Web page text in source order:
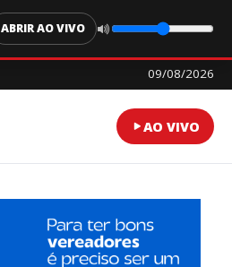
ABRIR AO VIVO
09/08/2026
AO VIVO